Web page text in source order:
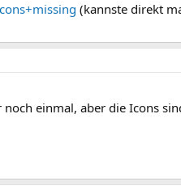
(kannste direkt
einmal, aber die Icons